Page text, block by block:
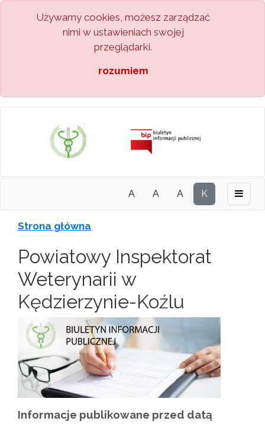
Używamy cookies, możesz zarządzać
nimi w ustawieniach swojej
przeglądarki.
rozumiem
A A A K
Strona główna
Powiatowy Inspektorat
Weterynarii w
Kędzierzynie-Koźlu
Informacje publikowane przed datą